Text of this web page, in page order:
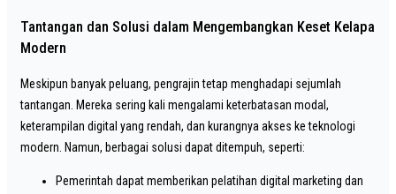
Tantangan dan Solusi dalam Mengembangkan Keset Kelapa
Modern
Meskipun banyak peluang, pengrajin tetap menghadapi sejumlah
tantangan. Mereka sering kali mengalami keterbatasan modal,
keterampilan digital yang rendah, dan kurangnya akses ke teknologi
modern. Namun, berbagai solusi dapat ditempuh, seperti:
Pemerintah dapat memberikan pelatihan digital marketing dan